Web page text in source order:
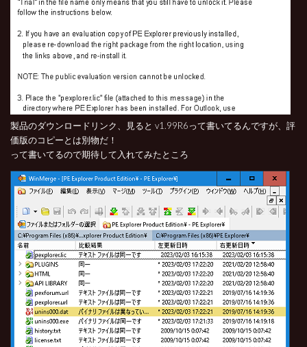
製品のダウンロードリンク、見ると v1.99R6って書いてるんですが、評
価版のコピーとは別物だ！
って書いてるので期待して入れてみたところ